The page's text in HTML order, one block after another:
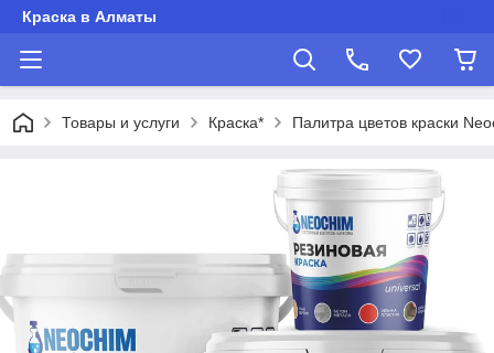
Краска в Алматы
Товары и услуги Краска* Палитра цветов краски